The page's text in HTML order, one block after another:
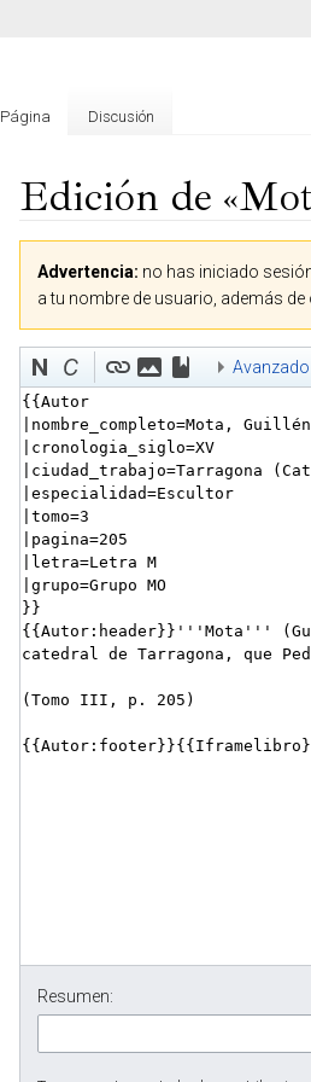
Edición de
navegación
búsqueda
Advertencia: no has iniciado
a tu nombre de usuario, además
Avanzado
Resumen:
Página Discusión